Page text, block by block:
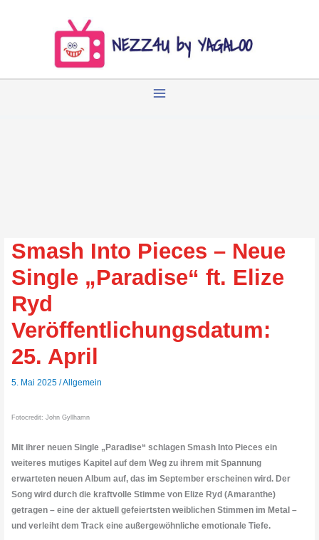
Smash Into Pieces – Neue
Single „Paradise“ ft. Elize
Ryd
Veröffentlichungsdatum:
25. April
5. Mai 2025/Allgemein
Fotocredit: John Gyllhamn
Mit ihrer neuen Single „Paradise“ schlagen Smash Into Pieces ein
weiteres mutiges Kapitel auf dem Weg zu ihrem mit Spannung
erwarteten neuen Album auf, das im September erscheinen wird. Der
Song wird durch die kraftvolle Stimme von Elize Ryd (Amaranthe)
getragen – eine der aktuell gefeiertsten weiblichen Stimmen im Metal –
und verleiht dem Track eine außergewöhnliche emotionale Tiefe.